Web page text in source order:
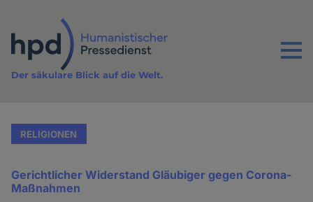
Inhalt
Menu
Der säkulare Blick auf die Welt.
RELIGIONEN
Gerichtlicher Widerstand Gläubiger gegen Corona-
Maßnahmen